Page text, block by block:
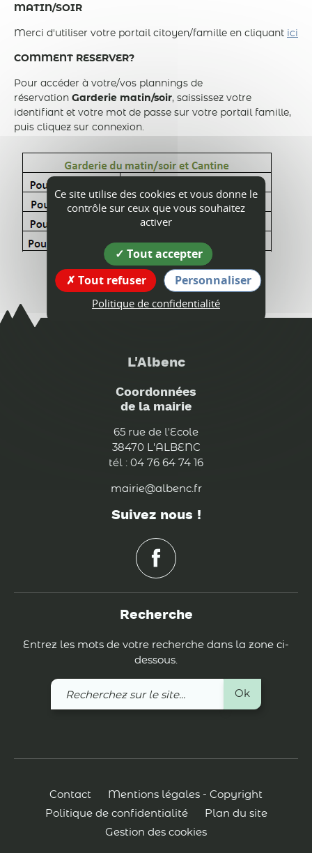
MATIN/SOIR
Merci d'utiliser votre portail citoyen/famille en cliquant ici
COMMENT RESERVER?
Pour accéder à votre/vos plannings de
réservation Garderie matin/soir, saississez votre
identifiant et votre mot de passe sur votre portail famille,
puis cliquez sur connexion.
L'Albenc
Coordonnées
de la mairie
65 rue de l'Ecole
38470 L'ALBENC
tél : 04 76 64 74 16
mairie@albenc.fr
Suivez nous !
Recherche
Entrez les mots de votre recherche dans la zone ci-
dessous.
Recherchez
sur
Ok
Contact
Mentions légales - Copyright
Politique de confidentialité
Plan du site
Gestion des cookies
Ce site utilise des cookies et vous donne le
contrôle sur ceux que vous souhaitez
activer
Tout accepter
Tout refuser
Personnaliser
Politique de confidentialité